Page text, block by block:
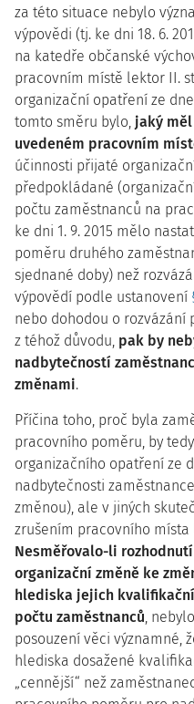
za této situace nebylo
výpovědi (tj. ke dni 18. 6.
na katedře občanské
pracovním místě lektor II.
organizační opatření ze dne
tomto směru bylo, jaký
uvedeném pracovním
účinnosti přijaté
předpokládané
počtu zaměstnanců na
ke dni 1. 9. 2015 mělo
poměru druhého
sjednané doby) než
výpovědí podle ustanovení
nebo dohodou o
z téhož důvodu, pak by
nadbytečností
změnami.
Příčina toho, proč byla
pracovního poměru, by
organizačního opatření ze
nadbytečnosti
změnou), ale v jiných
zrušením pracovního místa
Nesměřovalo-li
organizační změně ke
hlediska jejich
počtu zaměstnanců,
posouzení věci významné,
hlediska dosažené
„cennější“ než